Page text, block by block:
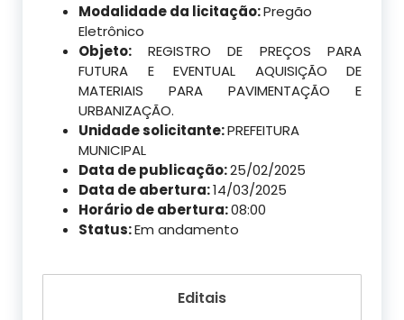
Modalidade da licitação:Pregão
Eletrônico
Objeto: REGISTRO DE PREÇOS PARA
FUTURA E EVENTUAL AQUISIÇÃO DE
MATERIAIS PARA PAVIMENTAÇÃO E
URBANIZAÇÃO.
Unidade solicitante:PREFEITURA
MUNICIPAL
Data de publicação:25/02/2025
Data de abertura:14/03/2025
Horário de abertura:08:00
Status:Em andamento
Editais